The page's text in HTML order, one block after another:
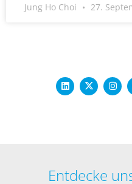
Jung Ho Choi 27.
Entdecke